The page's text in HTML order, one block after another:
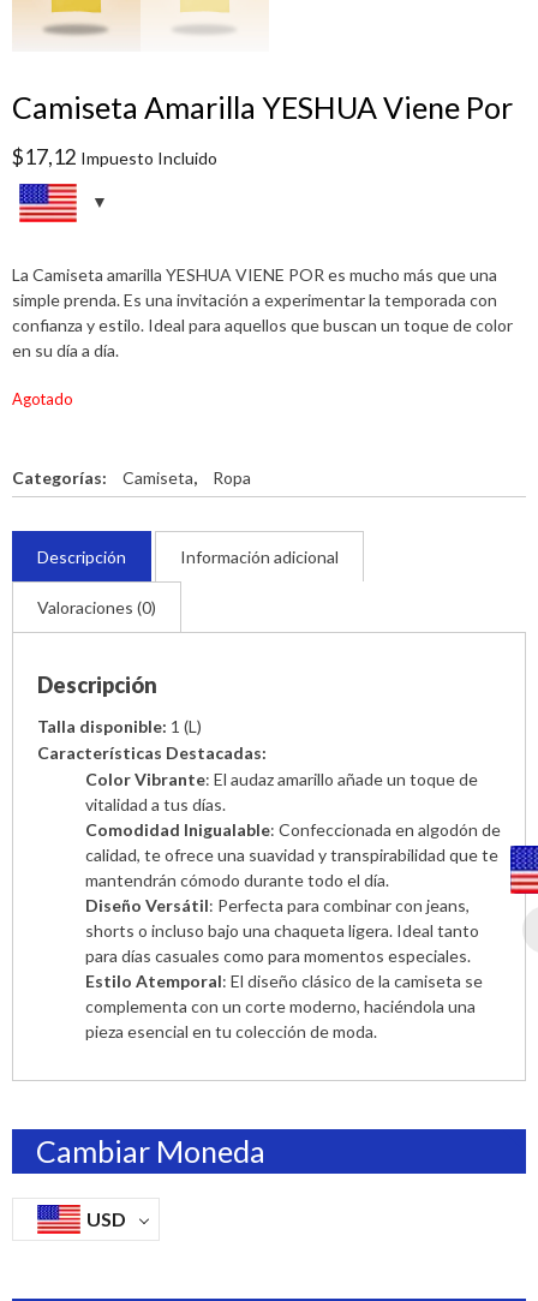
Camiseta Amarilla YESHUA Viene Por
$17,12 Impuesto Incluido
La Camiseta amarilla YESHUA VIENE POR es mucho más que una
simple prenda. Es una invitación a experimentar la temporada con
confianza y estilo. Ideal para aquellos que buscan un toque de color
en su día a día.
Agotado
Categorías: Camiseta, Ropa
Descripción Información adicional
Valoraciones (0)
Descripción
Talla disponible: 1 (L)
Características Destacadas:
Color Vibrante: El audaz amarillo añade un toque de
vitalidad a tus días.
Comodidad Inigualable: Confeccionada en algodón de
calidad, te ofrece una suavidad y transpirabilidad que te
mantendrán cómodo durante todo el día.
Diseño Versátil: Perfecta para combinar con jeans,
shorts o incluso bajo una chaqueta ligera. Ideal tanto
para días casuales como para momentos especiales.
Estilo Atemporal: El diseño clásico de la camiseta se
complementa con un corte moderno, haciéndola una
pieza esencial en tu colección de moda.
Cambiar Moneda
USD